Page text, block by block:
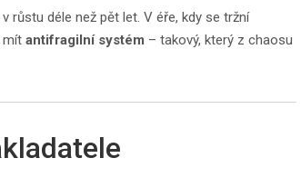
růstu déle než pět let. V éře, kdy se tržní
mít antifragilní systém – takový, který z chaosu